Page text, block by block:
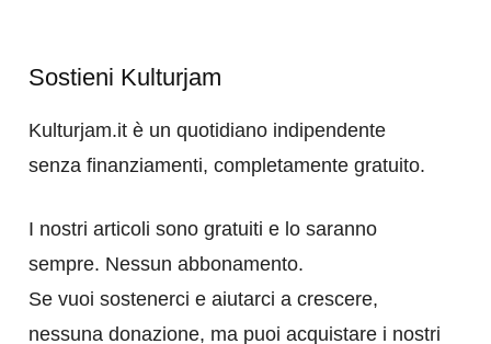
Sostieni Kulturjam
Kulturjam.it è un quotidiano indipendente
senza finanziamenti, completamente gratuito.
I nostri articoli sono gratuiti e lo saranno
sempre. Nessun abbonamento.
Se vuoi sostenerci e aiutarci a crescere,
nessuna donazione, ma puoi acquistare i nostri